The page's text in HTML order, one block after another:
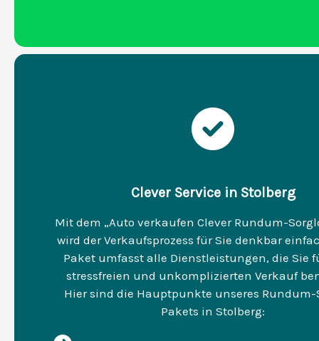
Clever Service in Stolberg
Mit dem „Auto verkaufen Clever Rundum-
wird der Verkaufsprozess für Sie denkbar
Paket umfasst alle Dienstleistungen, die Sie
stressfreien und unkomplizierten Verkauf
Hier sind die Hauptpunkte unseres Rundum-
Pakets in Stolberg: